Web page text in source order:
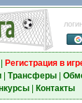
логин
Регистрация в
| Трансферы|
| Контакты